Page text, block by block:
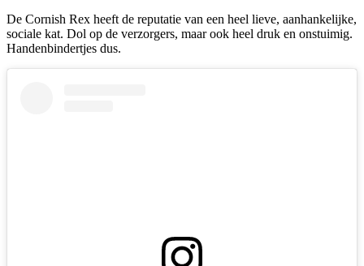
De Cornish Rex heeft de reputatie van een heel lieve, aanhankelijke,
sociale kat. Dol op de verzorgers, maar ook heel druk en onstuimig.
Handenbindertjes dus.